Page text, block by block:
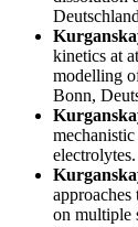
kinetics at
modelling
Bonn,
electrolytes.
on multiple